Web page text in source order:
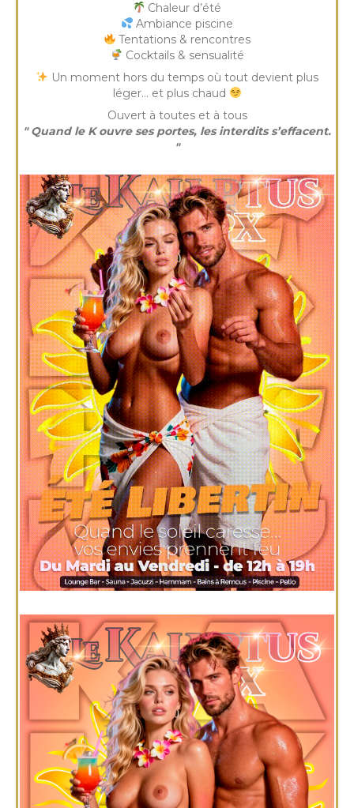
Chaleur d’été
Ambiance piscine
Tentations & rencontres
Cocktails & sensualité
Un moment hors du temps où tout devient plus
léger… et plus chaud
Ouvert à toutes et à tous
" Quand le K ouvre ses portes, les interdits s’effacent.
"